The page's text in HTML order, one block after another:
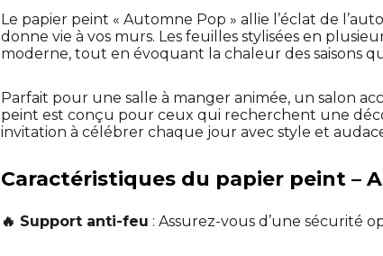
Le papier peint « Automne Pop » allie l’éclat de
donne vie à vos murs. Les feuilles stylisées en
moderne, tout en évoquant la chaleur des saisons
Parfait pour une salle à manger animée, un salon
peint est conçu pour ceux qui recherchent une
invitation à célébrer chaque jour avec style et
Caractéristiques du papier peint –
🔥 Support anti-feu : Assurez-vous d’une sécurité